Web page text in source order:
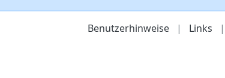
Benutzerhinweise | Links |